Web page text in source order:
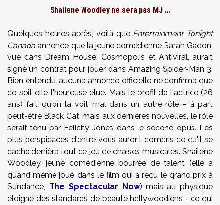
Shailene Woodley ne sera pas MJ ...
Quelques heures après, voilà que Entertainment Tonight
Canada annonce que la jeune comédienne Sarah Gadon,
vue dans Dream House, Cosmopolis et Antiviral, aurait
signé un contrat pour jouer dans Amazing Spider-Man 3.
Bien entendu, aucune annonce officielle ne confirme que
ce soit elle l'heureuse élue. Mais le profil de l'actrice (26
ans) fait qu'on la voit mal dans un autre rôle - à part
peut-être Black Cat, mais aux dernières nouvelles, le rôle
serait tenu par Felicity Jones dans le second opus. Les
plus perspicaces d'entre vous auront compris ce qu'il se
cache derrière tout ce jeu de chaises musicales. Shailene
Woodley, jeune comédienne bourrée de talent (elle a
quand même joué dans le film qui a reçu le grand prix à
Sundance, The Spectacular Now) mais au physique
éloigné des standards de beauté hollywoodiens - ce qui